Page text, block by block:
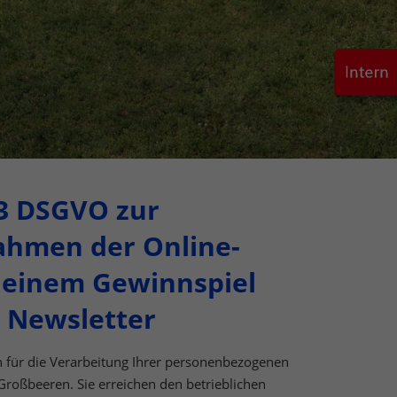
zur
der Online-
Gewinnspiel
Newsletter
die Verarbeitung Ihrer personenbezogenen
Sie erreichen den betrieblichen
Zurück
Statistiken
Marketing